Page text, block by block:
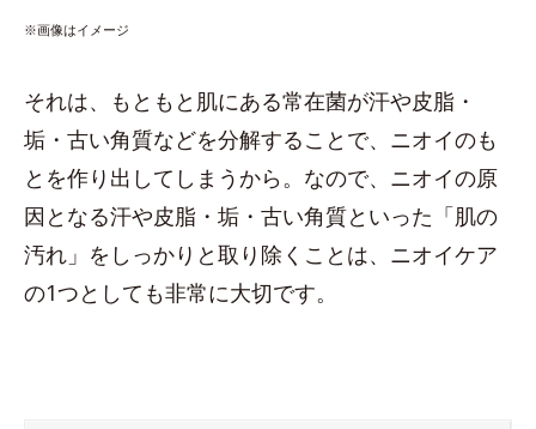
※画像はイメージ
それは、もともと肌にある常在菌が汗や皮脂・
垢・古い角質などを分解することで、ニオイのも
とを作り出してしまうから。なので、ニオイの原
因となる汗や皮脂・垢・古い角質といった「肌の
汚れ」をしっかりと取り除くことは、ニオイケア
の1つとしても非常に大切です。